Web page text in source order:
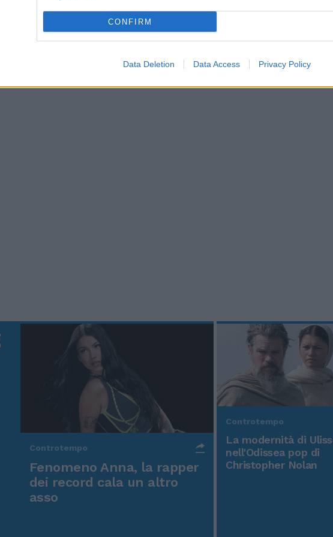
CONFIRM
Data Deletion Data Access Privacy Policy
Controtempo
Fenomeno Anna, la rapper
dei record cala un altro
asso
Controtempo
La modernità di
nell'Odissea pop di
Christopher Nolan